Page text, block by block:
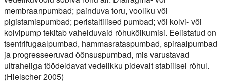
membraanpumbad; painduva toru, vooliku või
pigistamispumbad; peristaltilised pumbad; või kolvi- või
kolvipump tekitab vahelduvaid rõhukõikumisi. Eelistatud on
tsentrifugaalpumbad, hammasrataspumbad, spiraalpumbad
ja progresseeruvad õõnsuspumbad, mis varustavad
ultraheliga töödeldavat vedelikku pidevalt stabiilsel rõhul.
(Hielscher 2005)